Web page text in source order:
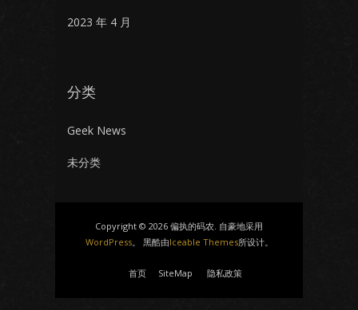
2023 年 4 月
分类
Geek News
未分类
Copyright © 2026 偏执的码农. 自豪地采用
WordPress。 黑酷由Iceable Themes所设计。
首页 SiteMap 隐私政策